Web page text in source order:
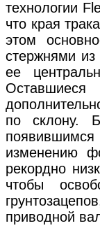
технологии
что края
этом
стержнями
ее
Оставшиеся
по склону.
изменению
рекордно
чтобы
приводной